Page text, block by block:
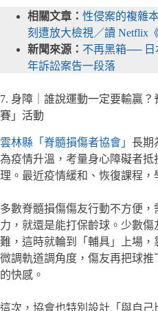
相關文章： 性侵案的複雜
刻遭放大檢視／讀 Netflix
新聞來源： 不再黑箱── 日
年訴訟案告一段落
7. 身障｜誰說運動一定要輸贏
賽」活動
雲林縣「脊髓損傷者協會」 長期
為疫情升溫，考量身心障礙者
理。最近疫情緩和、恢復課程，
多數脊髓損傷傷友行動不方便
力，就還是能打保齡球。少數
難，這時就輪到「輔具」上場
微調軌道調角度，傷友再把球
的快感。
這次，協會也特別設計「與自